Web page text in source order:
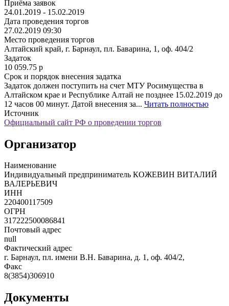
Приёма заявок
24.01.2019 - 15.02.2019
Дата проведения торгов
27.02.2019 09:30
Место проведения торгов
Алтайский край, г. Барнаул, пл. Баварина, 1, оф. 404/2
Задаток
10 059.75 p
Срок и порядок внесения задатка
Задаток должен поступить на счет МТУ Росимущества в
Алтайском крае и Республике Алтай не позднее 15.02.2019 до
12 часов 00 минут. Датой внесения за... Читать полностью
Источник
Официальный сайт РФ о проведении торгов
Организатор
Наименование
Индивидуальный предприниматель КОЖЕВИН ВИТАЛИЙ
ВАЛЕРЬЕВИЧ
ИНН
220400117509
ОГРН
317222500086841
Почтовый адрес
null
Фактический адрес
г. Барнаул, пл. имени В.Н. Баварина, д. 1, оф. 404/2,
Факс
8(3854)306910
Документы